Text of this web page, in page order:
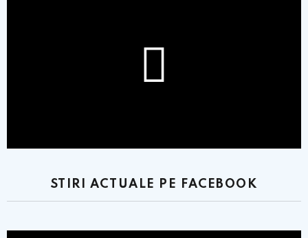
STIRI ACTUALE PE FACEBOOK